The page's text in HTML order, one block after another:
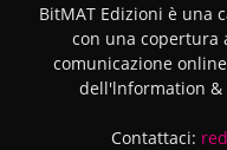
BitMAT Edizioni è una
con una copertura
comunicazione
dell'lnformation &
Contattaci: